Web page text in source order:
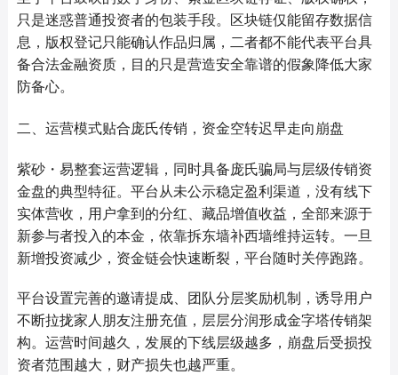
只是迷惑普通投资者的包装手段。区块链仅能留存数据信
息，版权登记只能确认作品归属，二者都不能代表平台具
备合法金融资质，目的只是营造安全靠谱的假象降低大家
防备心。
二、运营模式贴合庞氏传销，资金空转迟早走向崩盘
紫砂・易整套运营逻辑，同时具备庞氏骗局与层级传销资
金盘的典型特征。平台从未公示稳定盈利渠道，没有线下
实体营收，用户拿到的分红、藏品增值收益，全部来源于
新参与者投入的本金，依靠拆东墙补西墙维持运转。一旦
新增投资减少，资金链会快速断裂，平台随时关停跑路。
平台设置完善的邀请提成、团队分层奖励机制，诱导用户
不断拉拢家人朋友注册充值，层层分润形成金字塔传销架
构。运营时间越久，发展的下线层级越多，崩盘后受损投
资者范围越大，财产损失也越严重。